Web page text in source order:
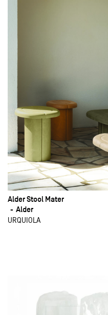
Alder Stool Mater
Alder
URQUIOLA